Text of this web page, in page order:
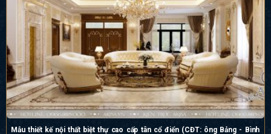
Mẫu thiết kế nội thất biệt thự cao cấp tân cổ điển (CĐT: ông Bảng - Bình